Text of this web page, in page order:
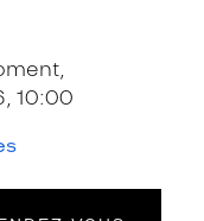
10:00